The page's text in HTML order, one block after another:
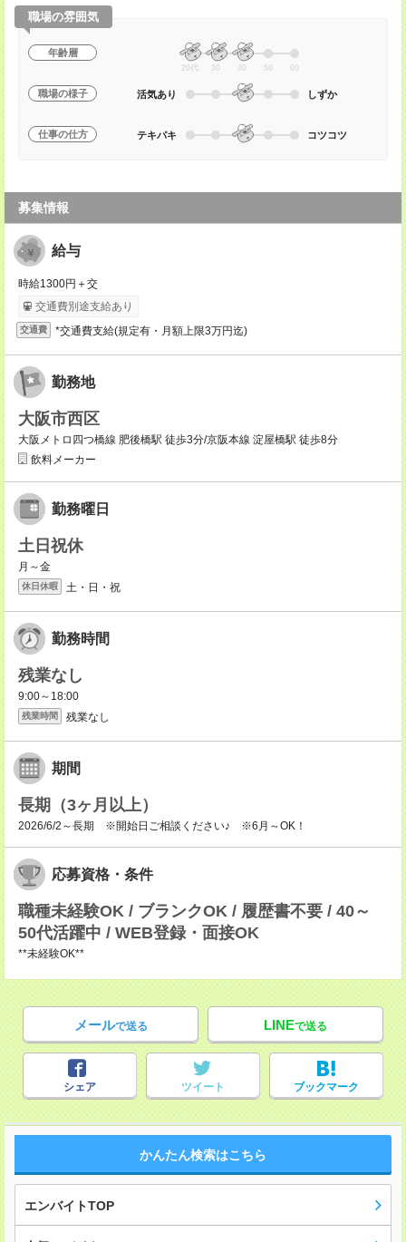
職場の雰囲気
年齢層
20代 30 40 50 60
職場の様子 活気あり しずか
仕事の仕方 テキパキ コツコツ
募集情報
給与
時給1300円＋交
交通費別途支給あり
交通費 *交通費支給(規定有・月額上限3万円迄)
勤務地
大阪市西区
大阪メトロ四つ橋線 肥後橋駅 徒歩3分/京阪本線 淀屋橋駅 徒歩8分
飲料メーカー
勤務曜日
土日祝休
月～金
休日休暇 土・日・祝
勤務時間
残業なし
9:00～18:00
残業時間 残業なし
期間
長期（3ヶ月以上）
2026/6/2～長期 ※開始日ご相談ください♪ ※6月～OK！
応募資格・条件
職種未経験OK / ブランクOK / 履歴書不要 / 40～
50代活躍中 / WEB登録・面接OK
**未経験OK**
メールで送る LINEで送る
シェア ツイート ブックマーク
かんたん検索はこちら
エンバイトTOP